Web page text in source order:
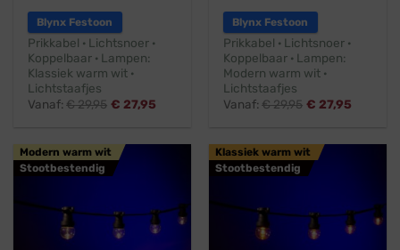
Blynx Festoon
Prikkabel · Lichtsnoer ·
Koppelbaar · Lampen:
Klassiek warm wit ·
Lichtstaafjes
Vanaf:€29,95 € 27,95
Blynx Festoon
Prikkabel · Lichtsnoer ·
Koppelbaar · Lampen:
Modern warm wit ·
Lichtstaafjes
Vanaf:€29,95 € 27,95
Modern warm wit
Stootbestendig
Klassiek warm wit
Stootbestendig